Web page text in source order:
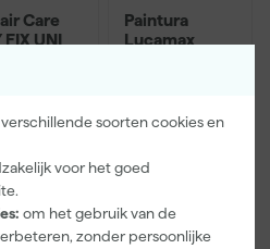
soorten cookies en
voor het goed
om het gebruik van de
zonder persoonlijke
Care
FIX UNI
64
Paintura
Lucamax
incl. BTW